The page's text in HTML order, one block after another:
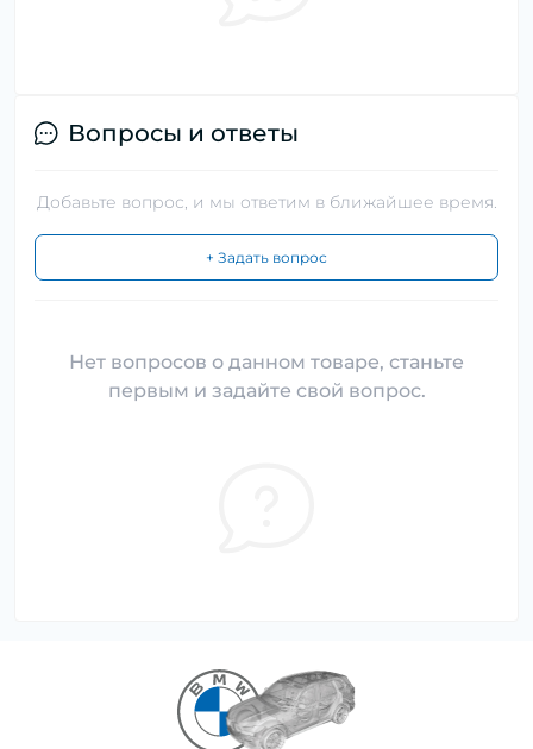
Вопросы и ответы
Добавьте вопрос, и мы ответим в ближайшее время.
+ Задать вопрос
Нет вопросов о данном товаре, станьте
первым и задайте свой вопрос.